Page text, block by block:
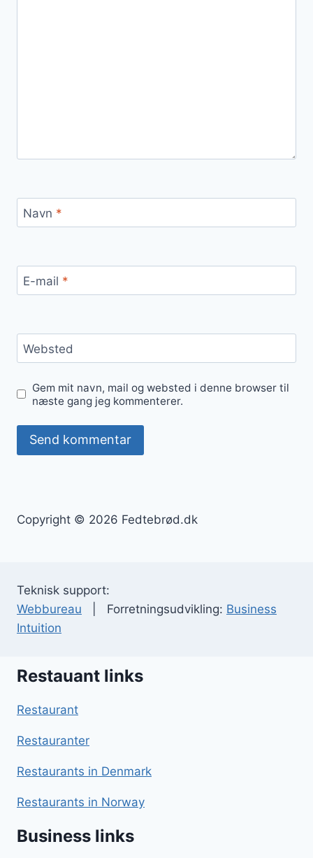
Navn *
E-mail *
Websted
Gem mit navn, mail og websted i denne browser til
næste gang jeg kommenterer.
Copyright © 2026 Fedtebrød.dk
Teknisk support:
Webbureau | Forretningsudvikling: Business
Intuition
Restauant links
Restaurant
Restauranter
Restaurants in Denmark
Restaurants in Norway
Business links